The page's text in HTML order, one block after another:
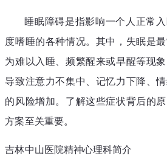
睡眠障碍是指影响一个人正常
度嗜睡的各种情况。其中，失眠是
为难以入睡、频繁醒来或早醒等现
导致注意力不集中、记忆力下降、
的风险增加。了解这些症状背后的
方案至关重要。
吉林中山医院精神心理科简介